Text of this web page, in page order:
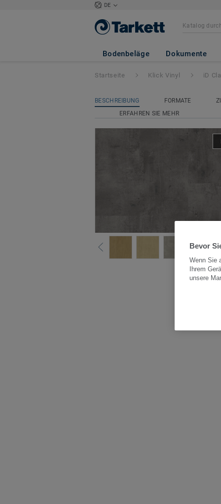
DE
Bodenbeläge Dokumente
iD Classics Click
Startseite Klick Vinyl iD
BESCHREIBUNG FORMATE
ERFAHREN SIE MEHR
Alle
Bevor
Wenn Sie
Ihrem
unsere